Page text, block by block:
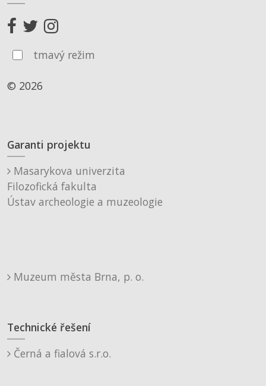
tmavý režim
© 2026
Garanti projektu
Masarykova univerzita
Filozofická fakulta
Ústav archeologie a muzeologie
Muzeum města Brna, p. o.
Technické řešení
Černá a fialová s.r.o.